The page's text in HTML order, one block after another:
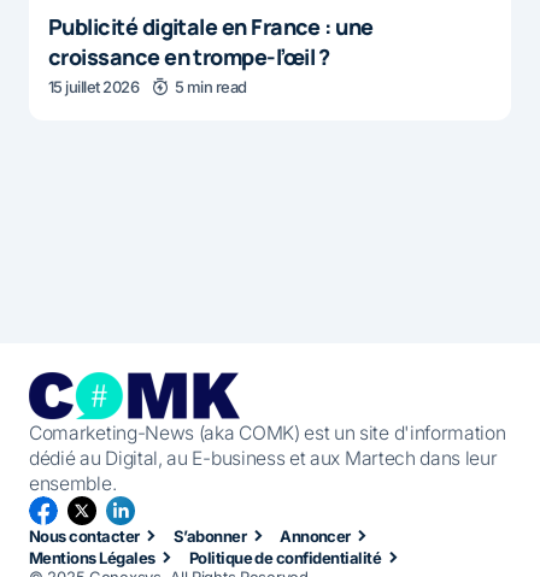
Publicité digitale en France : une
croissance en trompe-l’œil ?
15 juillet 2026 5 min read
Comarketing-News (aka COMK) est un site d'information
dédié au Digital, au E-business et aux Martech dans leur
ensemble.
Nous contacter S’abonner
Annoncer
Mentions Légales
Politique de confidentialité